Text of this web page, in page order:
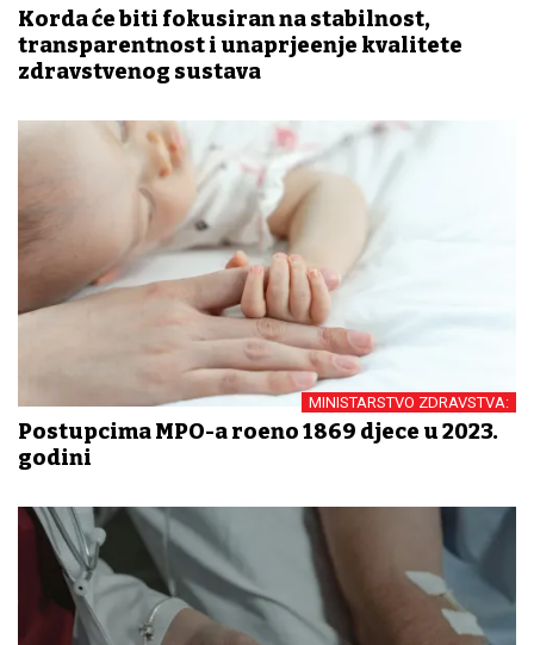
Korda će biti fokusiran na stabilnost,
transparentnost i unaprjeđenje kvalitete
zdravstvenog sustava
MINISTARSTVO ZDRAVSTVA:
Postupcima MPO-a rođeno 1869 djece u 2023.
godini